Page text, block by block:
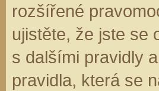
rozšířené
ujistěte, že jste se
s dalšími pravidly
pravidla, která se